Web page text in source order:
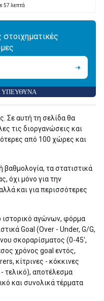
57 λεπτά
στοιχηματικές
ΥΠΕΥΘΥΝΑ
Σε αυτή τη σελίδα θα
τις διοργανώσεις και
από 100 χώρες και
βαθμολογία, τα στατιστικά
όχι μόνο για την
και για περισσότερες
ιστορικό αγώνων, φόρμα
Goal (Over - Under, G/G,
σκοραρίσματος (0-45',
χρόνος goal εντός,
κίτρινες - κόκκινες
τελικό), αποτέλεσμα
και συνολικά τέρματα